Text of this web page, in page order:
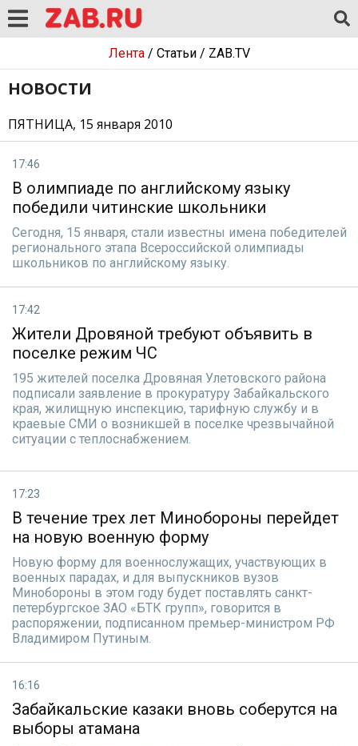
Лента/ Статьи/ ZAB.TV
НОВОСТИ
ПЯТНИЦА, 15 января 2010
17:46
В олимпиаде по английскому языку
победили читинские школьники
Сегодня, 15 января, стали известны имена победителей
регионального этапа Всероссийской олимпиады
школьников по английскому языку.
17:42
Жители Дровяной требуют объявить в
поселке режим ЧС
195 жителей поселка Дровяная Улетовского района
подписали заявление в прокуратуру Забайкальского
края, жилищную инспекцию, тарифную службу и в
краевые СМИ о возникшей в поселке чрезвычайной
ситуации с теплоснабжением.
17:23
В течение трех лет Минобороны перейдет
на новую военную форму
Новую форму для военнослужащих, участвующих в
военных парадах, и для выпускников вузов
Минобороны в этом году будет поставлять санкт-
петербургское ЗАО «БТК групп», говорится в
распоряжении, подписанном премьер-министром РФ
Владимиром Путиным.
16:16
Забайкальские казаки вновь соберутся на
выборы атамана